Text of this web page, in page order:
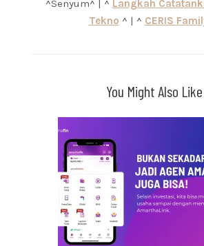
^Senyum^ | ^ Langkah
Tekno ^ | ^ CERIS
You Might Also Like